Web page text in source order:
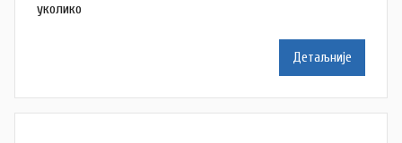
š
a
уколико
Детаљније